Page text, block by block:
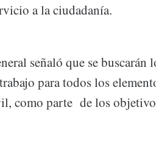
a la ciudadanía.
señaló que se buscarán
para todos los
como parte de los